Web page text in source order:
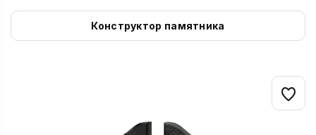
Конструктор памятника